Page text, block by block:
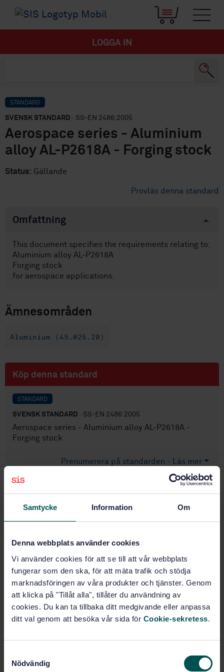
Samtycke Information Om
Denna webbplats använder cookies
Vi använder cookies för att se till att vår webbplats
fungerar som den ska, för att mäta trafik och stödja
marknadsföringen av våra produkter och tjänster. Genom
att klicka på "Tillåt alla", tillåter du användning av
cookies. Du kan ta tillbaka ditt medgivande eller anpassa
ditt val genom att besöka vår sida för Cookie-sekretess.
Nödvändig
LOGGA IN
STANDARD
SVENSK STANDARD · SS-EN 2486:2005
Aerospace series - Aluminium
alloy AL-P2618A - Forging stock
Status: Gällande
Provläs denna standard
Omfattning
This document specifies the requirements relating to:
Aluminium alloy AL-P2618A
Forging stock
for aerospace applications.
Ämnesområden
Aluminium (49.025.20)
Köp denna standard
STANDARD
SVENSK STANDARD · SS-EN 2486:2005
Aerospace series - Aluminium alloy AL-P2618A -
Forging stock
Prenumerera på standarden - Läs mer
Pris:687 SEK
PDF
Produktinformation
Engelska
Framtagen av:
Standardiseringsarbete utan
svenskt deltagande, SIS/TK 998
Aluminium alloy AL-P2618A - Forging
Artikelnummer: